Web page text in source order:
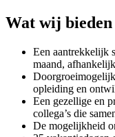
Wat wij bieden
Een aantrekkelijk
maand,
opleiding en
Een gezellige en
collega’s die
De mogelijkheid